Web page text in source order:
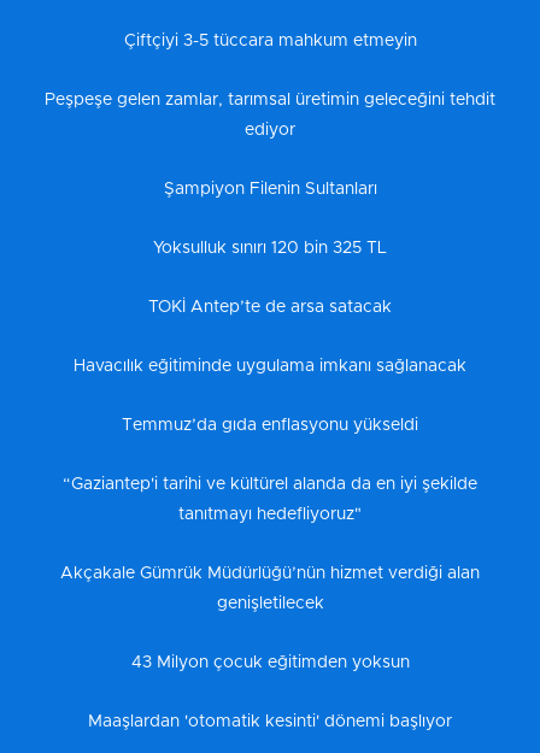
Çiftçiyi 3-5 tüccara mahkum etmeyin
Peşpeşe gelen zamlar, tarımsal üretimin geleceğini tehdit
ediyor
Şampiyon Filenin Sultanları
Yoksulluk sınırı 120 bin 325 TL
TOKİ Antep’te de arsa satacak
Havacılık eğitiminde uygulama imkanı sağlanacak
Temmuz’da gıda enflasyonu yükseldi
“Gaziantep'i tarihi ve kültürel alanda da en iyi şekilde
tanıtmayı hedefliyoruz"
Akçakale Gümrük Müdürlüğü’nün hizmet verdiği alan
genişletilecek
43 Milyon çocuk eğitimden yoksun
Maaşlardan 'otomatik kesinti' dönemi başlıyor